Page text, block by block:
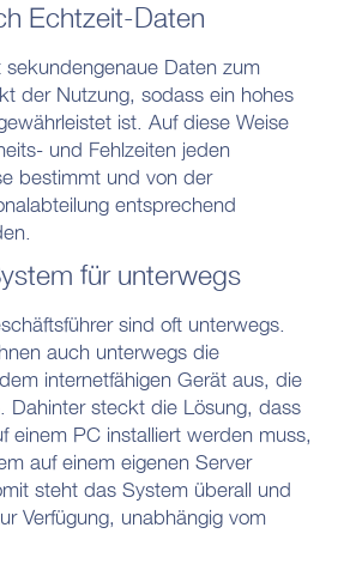
Echtzeit-Daten
Daten zum
der Nutzung, sodass ein hohes
ist. Auf diese Weise
und Fehlzeiten jeden
bestimmt und von der
entsprechend
für unterwegs
sind oft unterwegs.
auch unterwegs die
internetfähigen Gerät aus, die
Dahinter steckt die Lösung, dass
einem PC installiert werden muss,
auf einem eigenen Server
steht das System überall und
Verfügung, unabhängig vom